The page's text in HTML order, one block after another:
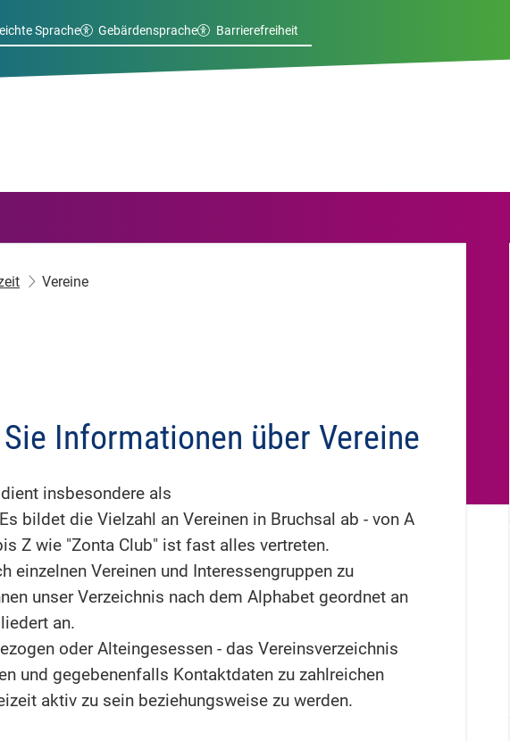
Sprache Gebärdensprache Barrierefreiheit
Vereine
Informationen über Vereine
insbesondere als
bildet die Vielzahl an Vereinen in Bruchsal ab - von A
Z wie "Zonta Club" ist fast alles vertreten.
einzelnen Vereinen und Interessengruppen zu
unser Verzeichnis nach dem Alphabet geordnet an
an.
oder Alteingesessen - das Vereinsverzeichnis
und gegebenenfalls Kontaktdaten zu zahlreichen
aktiv zu sein beziehungsweise zu werden.